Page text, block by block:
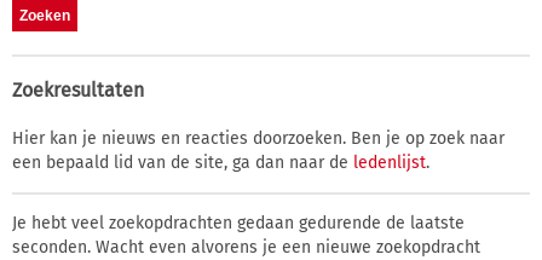
Zoekresultaten
Hier kan je nieuws en reacties doorzoeken. Ben je op zoek naar
een bepaald lid van de site, ga dan naar de ledenlijst.
Je hebt veel zoekopdrachten gedaan gedurende de laatste
seconden. Wacht even alvorens je een nieuwe zoekopdracht